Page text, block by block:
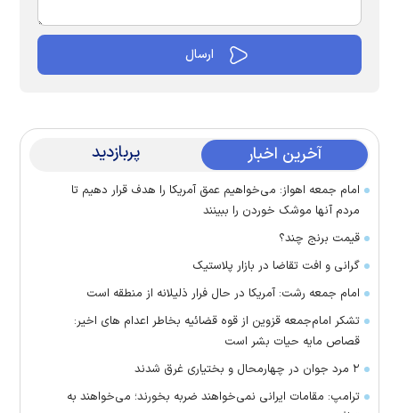
آخرین اخبار پربازدید
امام جمعه اهواز: می‌خواهیم عمق آمریکا را هدف قرار دهیم تا
مردم آنها موشک خوردن را ببینند
قیمت برنج چند؟
گرانی و افت تقاضا در بازار پلاستیک
امام جمعه رشت: آمریکا در حال فرار ذلیلانه از منطقه است
تشکر امام‌جمعه قزوین از قوه قضائیه بخاطر اعدام های اخیر:
قصاص مایه حیات بشر است
۲ مرد جوان در چهارمحال و بختیاری غرق شدند
ترامپ: مقامات ایرانی نمی‌خواهند ضربه بخورند؛ می‌خواهند به